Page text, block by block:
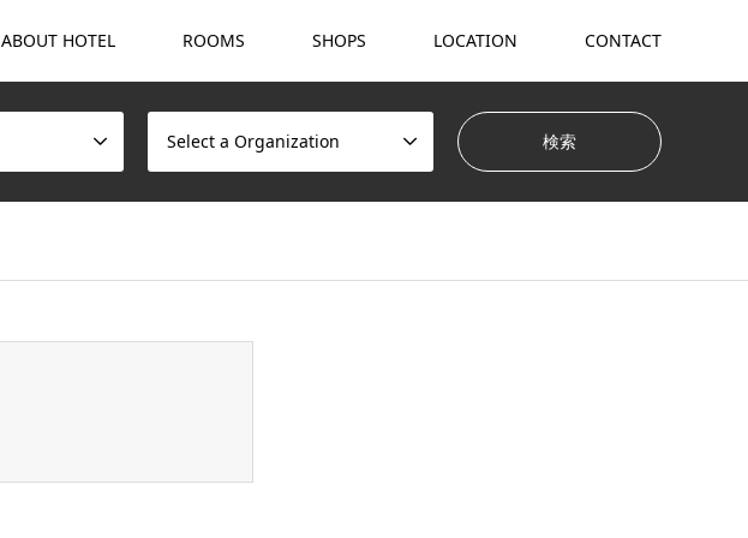
ABOUT HOTEL ROOMS SHOPS LOCATION CONTACT
Select a Organization